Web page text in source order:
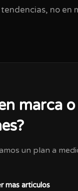
no en
marca o
un plan a
mas articulos